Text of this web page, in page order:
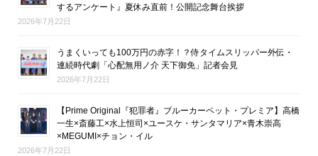
するアンケート』夏休み直前！公開記念舞台挨拶
2026年7月22日
うまくいっても100万円の赤字！？侍タイムスリッパー外伝・
連続時代劇「心配無用ノ介 天下御免」記者会見
2026年7月22日
【Prime Original『犯罪者』ブルーカーペット・プレミア】高橋
一生×斎藤工×水上恒司×ユースケ・サンタマリア×青木崇高
×MEGUMI×チョン・イル
2026年7月22日